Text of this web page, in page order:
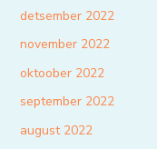
detsember 2022
november 2022
oktoober 2022
september 2022
august 2022